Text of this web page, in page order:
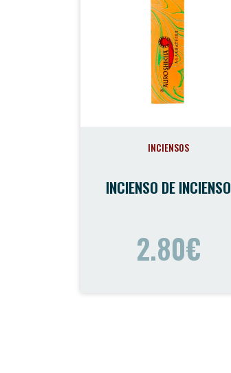
INCIENSOS
INCIENSO DE INCIENSO
2.80€